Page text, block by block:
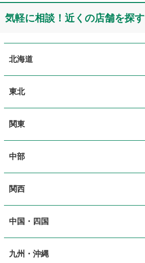
気軽に相談！近くの店舗を探す
北海道
北海道
道央・札幌
道北・旭川
東北
東北
青森
岩手
関東
関東
東京
神奈川
中部
中部
新潟
長野
関西
関西
大阪
中国・四国
中国・四国
九州・沖縄